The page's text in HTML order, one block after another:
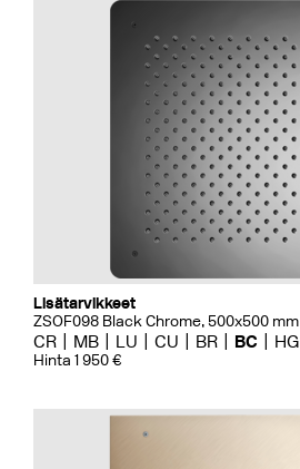
Lisätarvikkeet
ZSOF098 Black Chrome, 500x500 mm
CR MB LU CU BR BC HG
Hinta 1 950 €